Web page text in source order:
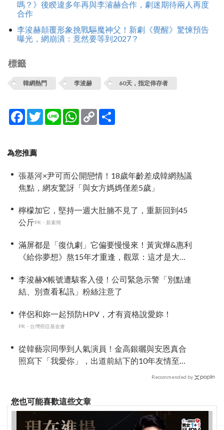
嗎？》後睽違多年再與李濬赫合作，劇迷期待兩人再度
合作
李浚赫顛覆形象挑戰驅魔神父！新劇《覺醒》驚悚預告
曝光，網崩潰：竟然要等到2027？
標籤
韓網熱門 李浚赫 60天，指定倖存者
Facebook
TwitterLine WhatsApp
Copy
Link
為您推薦
張基河×尹可而公開戀情！18歲年齡差成韓網熱議
焦點，網友驚訝「與女方媽媽僅差5歲」
檸檬加它，堅持一週大肚腩不見了，重新回到45
公斤PR・新素簡
滿屏都是「復仇劇」它偏要慢慢來！黃寅燁&惠利
《給你夢想》熬15年才重逢，觀眾：這才是大人
李浚赫X帳號遭駭客入侵！公司緊急示警「別點連
結、別查看私訊」粉絲注意了
伴侶和妳一起預防HPV，才有資格說愛妳！
PR・台灣癌症基金會
從韓藝宗同學到人氣演員！金高銀曬與安恩真合
照寫下「我愛你」，出道前結下的10年友情至今
Recommended by
您也可能喜歡這些文章